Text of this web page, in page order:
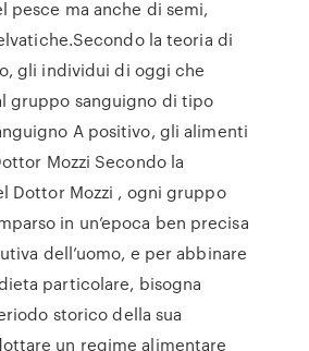
pesce ma anche di semi,
la teoria di
gli individui di oggi che
gruppo sanguigno di tipo
A positivo, gli alimenti
Mozzi Secondo la
Dottor Mozzi , ogni gruppo
in un’epoca ben precisa
dell’uomo, e per abbinare
particolare, bisogna
storico della sua
un regime alimentare